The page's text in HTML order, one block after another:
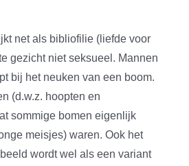
net als bibliofilie (liefde voor
gezicht niet seksueel. Mannen
bij het neuken van een boom.
(d.w.z. hoopten en
sommige bomen eigenlijk
meisjes) waren. Ook het
wordt wel als een variant